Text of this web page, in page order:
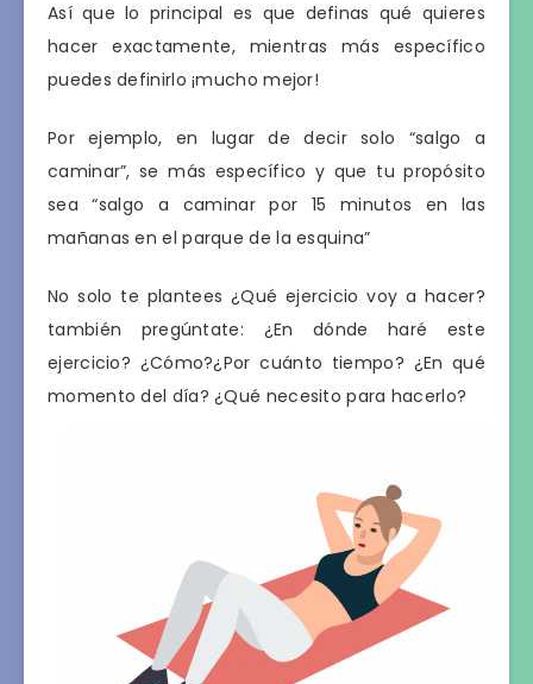
Así que lo principal es que definas qué quieres
hacer exactamente, mientras más específico
puedes definirlo ¡mucho mejor!
Por ejemplo, en lugar de decir solo “salgo a
caminar”, se más específico y que tu propósito
sea “salgo a caminar por 15 minutos en las
mañanas en el parque de la esquina”
No solo te plantees ¿Qué ejercicio voy a hacer?
también pregúntate: ¿En dónde haré este
ejercicio? ¿Cómo?¿Por cuánto tiempo? ¿En qué
momento del día? ¿Qué necesito para hacerlo?